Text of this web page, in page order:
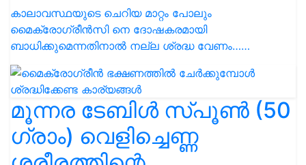
കാലാവസ്ഥയുടെ ചെറിയ മാറ്റം പോലും
മൈക്രോഗ്രീൻസി നെ ദോഷകരമായി
ബാധിക്കുമെന്നതിനാൽ നല്ല ശ്രദ്ധ വേണം……
മൂന്നര ടേബിൾ സ്‌പൂൺ (50
ഗ്രാം) വെളിച്ചെണ്ണ